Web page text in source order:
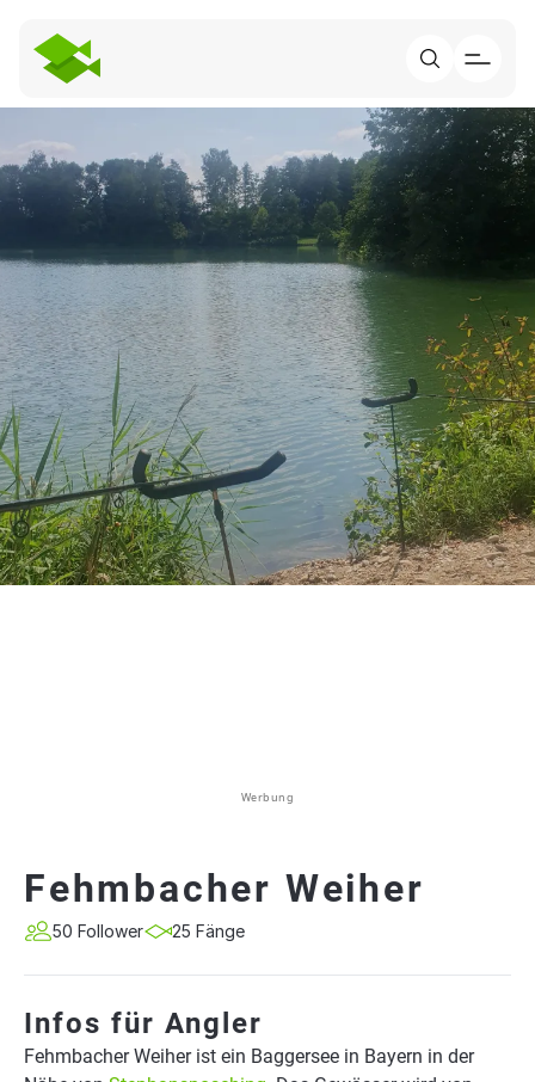
Werbung
Fehmbacher Weiher
50 Follower 25 Fänge
Infos für Angler
Fehmbacher Weiher ist ein Baggersee in Bayern in der